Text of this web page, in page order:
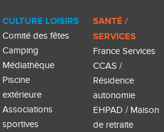
CULTURE LOISIRS
Comité des fêtes
Camping
Médiathèque
Piscine
extérieure
Associations
sportives
SANTÉ /
SERVICES
France Services
CCAS /
Résidence
autonomie
EHPAD / Maison
de retraite